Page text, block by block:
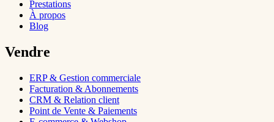
Prestations
À propos
Blog
Vendre
ERP & Gestion commerciale
Facturation & Abonnements
CRM & Relation client
Point de Vente & Paiements